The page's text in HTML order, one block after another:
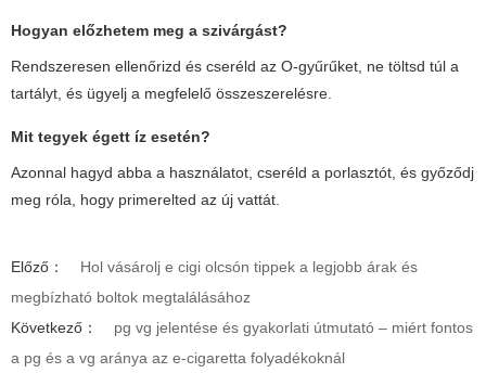
Hogyan előzhetem meg a szivárgást?
Rendszeresen ellenőrizd és cseréld az O-gyűrűket, ne töltsd túl a
tartályt, és ügyelj a megfelelő összeszerelésre.
Mit tegyek égett íz esetén?
Azonnal hagyd abba a használatot, cseréld a porlasztót, és győződj
meg róla, hogy primerelted az új vattát.
Előző：
Hol vásárolj e cigi olcsón tippek a legjobb árak és
megbízható boltok megtalálásához
Következő：
pg vg jelentése és gyakorlati útmutató – miért fontos
a pg és a vg aránya az e-cigaretta folyadékoknál